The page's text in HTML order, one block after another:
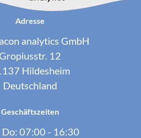
Adresse
analytics GmbH
Gropiusstr. 12
Hildesheim
Deutschland
Geschäftszeiten
Do: 07:00 - 16:30